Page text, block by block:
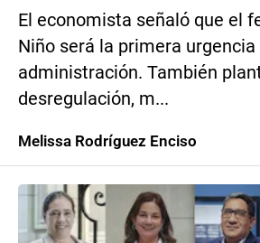
El economista señaló que el
Niño será la primera urgencia
administración. También
desregulación, m...
Melissa Rodríguez Enciso